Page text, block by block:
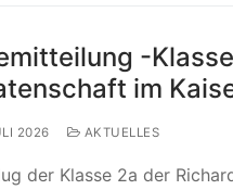
-
im
2026 AKTUELLES
der Klasse 2a der